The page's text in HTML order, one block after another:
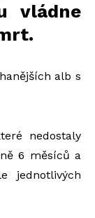
vládne
alb s
nedostaly
6 měsíců a
jednotlivých